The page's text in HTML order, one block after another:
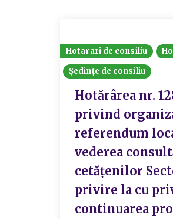
Hotarari de consiliu
Ședințe de consiliu
Hotărârea nr.
privind
referendum
vederea
cetățenilor
privire la cu
continuarea